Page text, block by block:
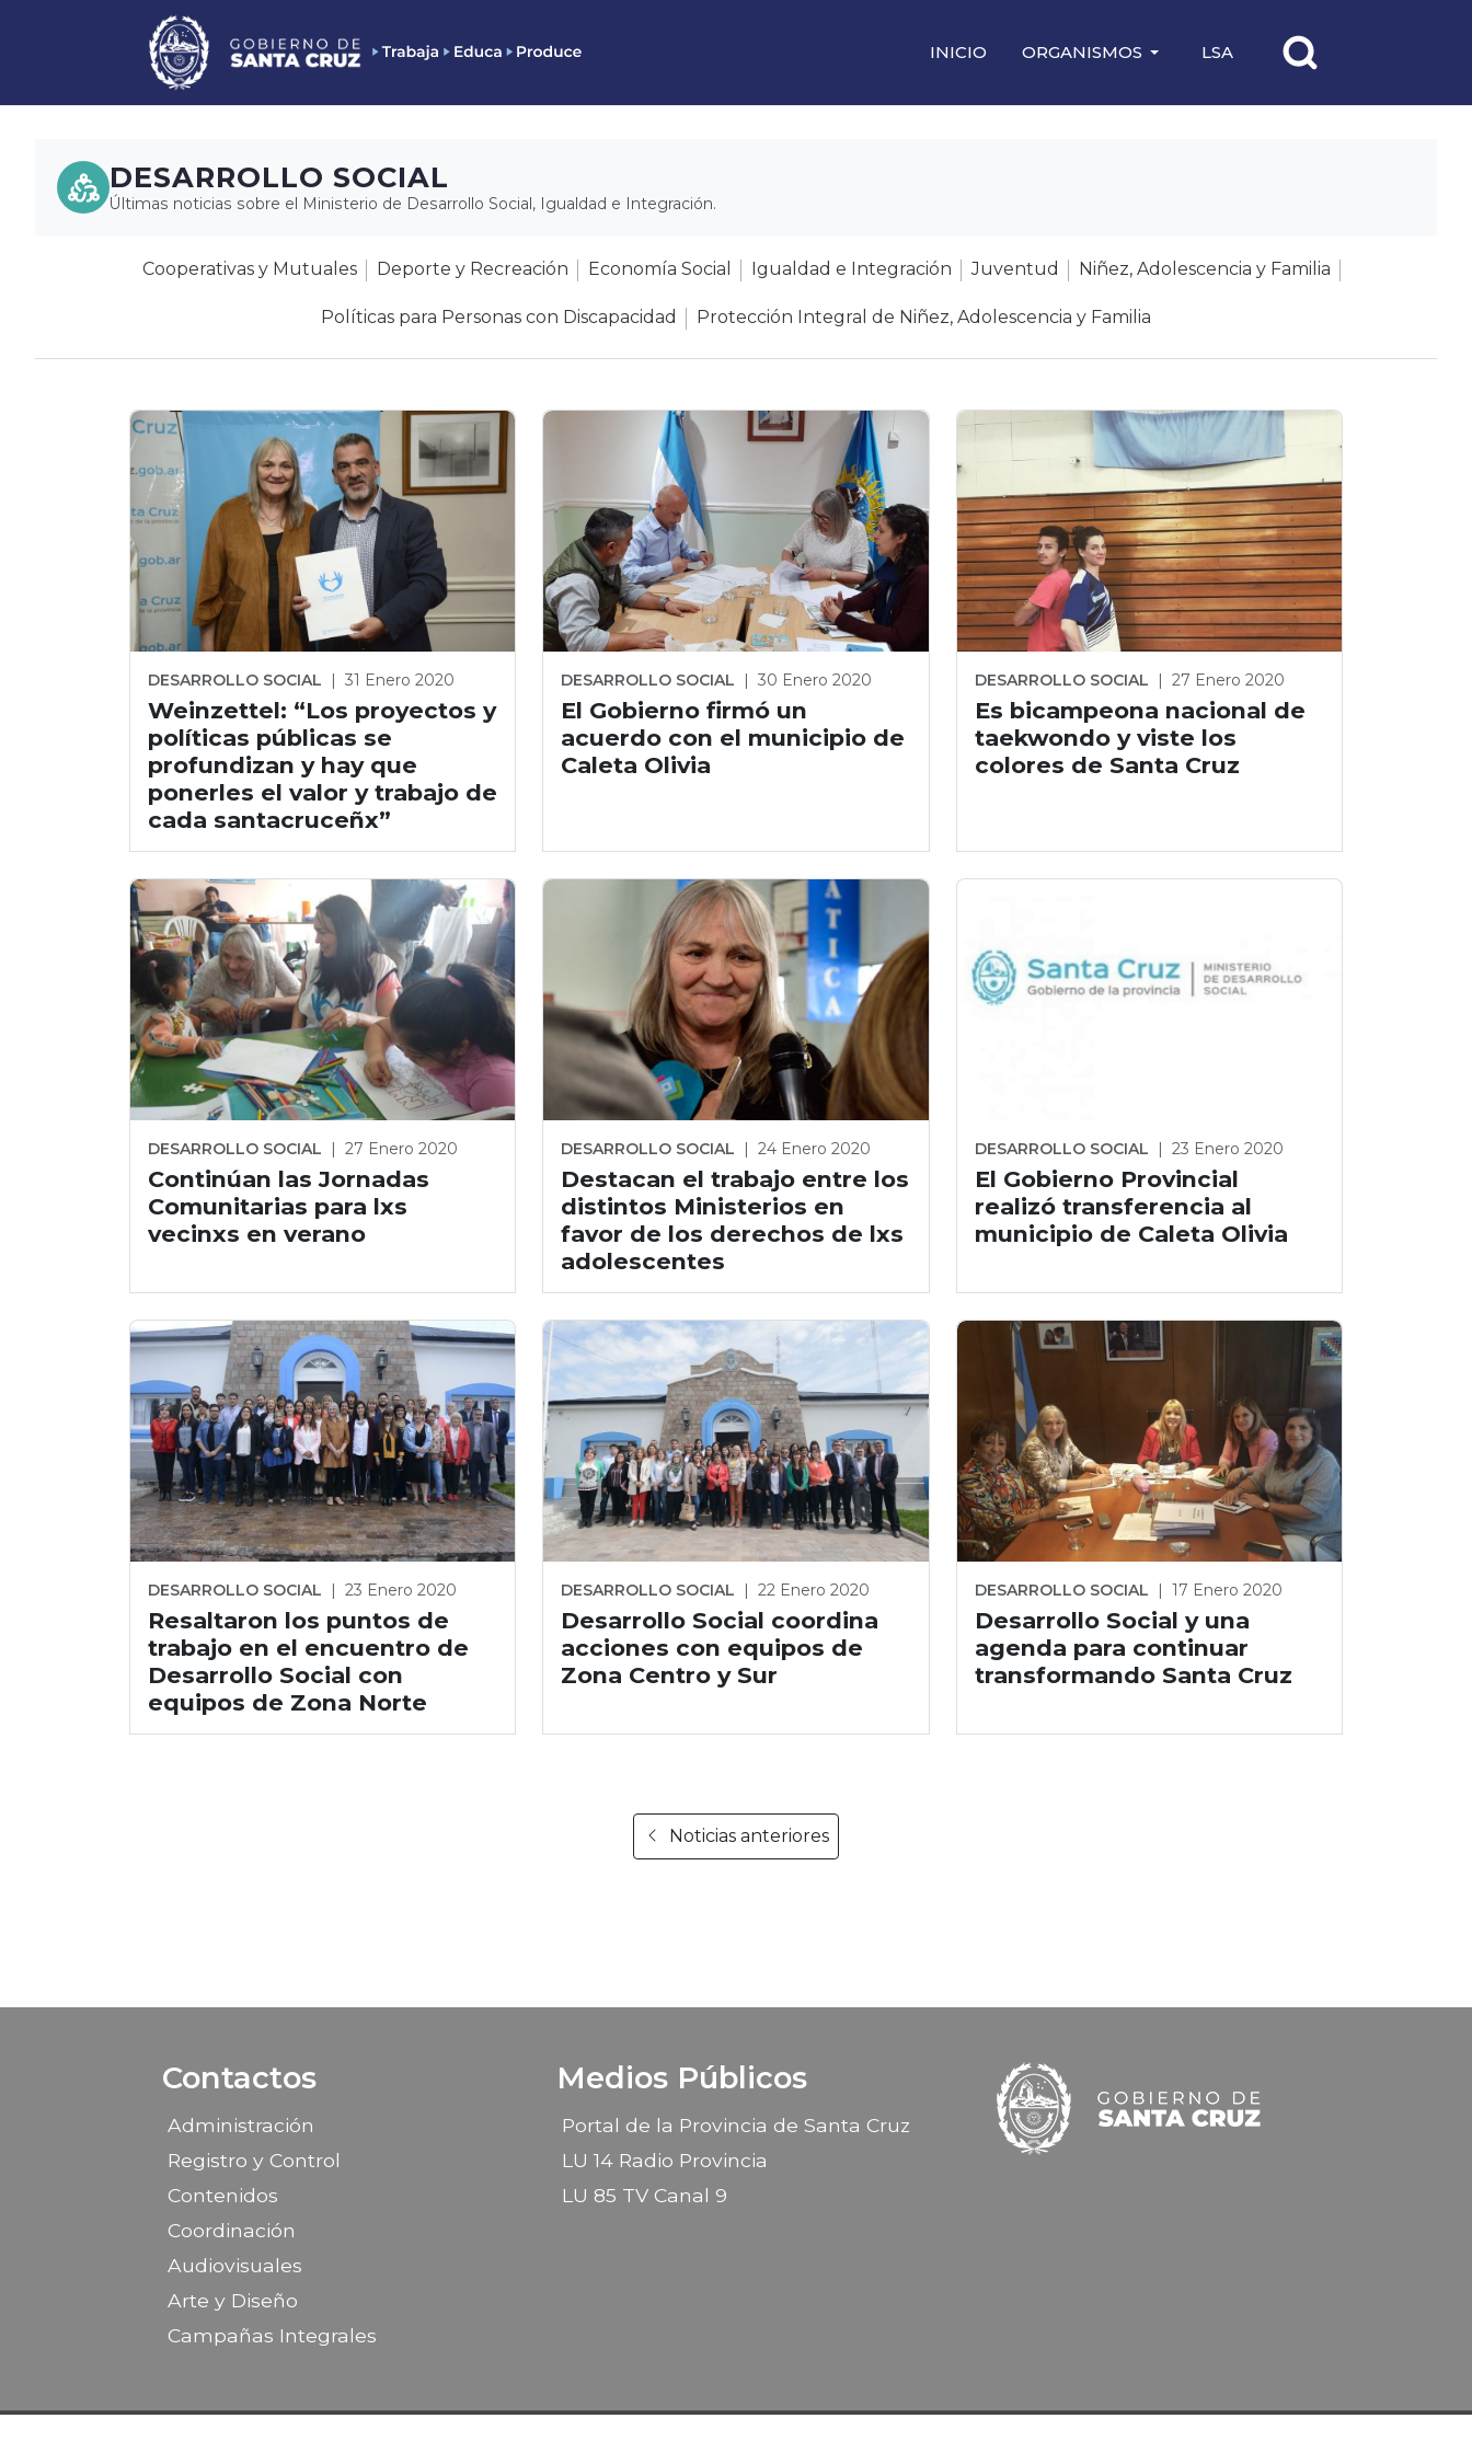
INICIO ORGANISMOS LSA
DESARROLLO SOCIAL
Últimas noticias sobre el Ministerio de Desarrollo Social, Igualdad e Integración.
Cooperativas y Mutuales Deporte y Recreación Economía Social Igualdad e Integración Juventud Niñez, Adolescencia y Familia
Políticas para Personas con Discapacidad Protección Integral de Niñez, Adolescencia y Familia
DESARROLLO SOCIAL | 31 Enero 2020
Weinzettel: “Los proyectos y
políticas públicas se
profundizan y hay que
ponerles el valor y trabajo de
cada santacruceñx”
DESARROLLO SOCIAL | 30 Enero 2020
El Gobierno firmó un
acuerdo con el municipio de
Caleta Olivia
DESARROLLO SOCIAL | 27 Enero 2020
Es bicampeona nacional de
taekwondo y viste los
colores de Santa Cruz
DESARROLLO SOCIAL | 27 Enero 2020
Continúan las Jornadas
Comunitarias para lxs
vecinxs en verano
DESARROLLO SOCIAL | 24 Enero 2020
Destacan el trabajo entre los
distintos Ministerios en
favor de los derechos de lxs
adolescentes
DESARROLLO SOCIAL | 23 Enero 2020
El Gobierno Provincial
realizó transferencia al
municipio de Caleta Olivia
DESARROLLO SOCIAL | 23 Enero 2020
Resaltaron los puntos de
trabajo en el encuentro de
Desarrollo Social con
equipos de Zona Norte
DESARROLLO SOCIAL | 22 Enero 2020
Desarrollo Social coordina
acciones con equipos de
Zona Centro y Sur
DESARROLLO SOCIAL | 17 Enero 2020
Desarrollo Social y una
agenda para continuar
transformando Santa Cruz
Noticias anteriores
Contactos
Administración
Registro y Control
Contenidos
Coordinación
Audiovisuales
Arte y Diseño
Campañas Integrales
Medios Públicos
Portal de la Provincia de Santa Cruz
LU 14 Radio Provincia
LU 85 TV Canal 9